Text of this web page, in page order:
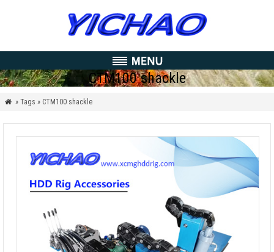
CTM100 shackle
 » Tags » CTM100 shackle